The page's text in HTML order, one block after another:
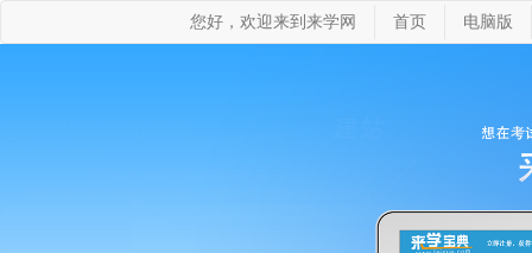
您好，欢迎来到来学网 首页 电脑版